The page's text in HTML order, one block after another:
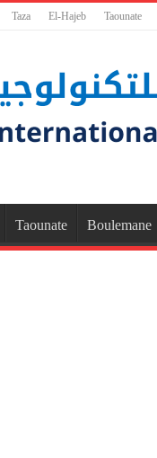
Taza El-Hajeb Taounate
Taounate Boulemane